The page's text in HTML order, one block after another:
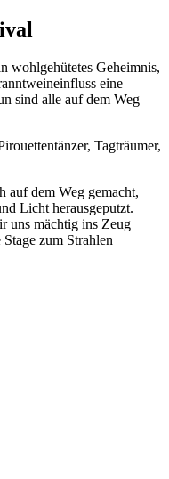
wohlgehütetes Geheimnis,
eine
sind alle auf dem Weg
Tagträumer,
auf dem Weg gemacht,
Licht herausgeputzt.
uns mächtig ins Zeug
zum Strahlen